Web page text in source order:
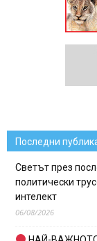
Последни
Светът през
политически
интелект
06/08/2026